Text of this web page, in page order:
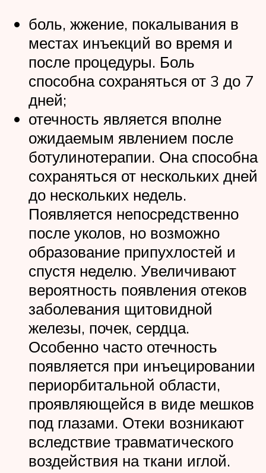
боль, жжение, покалывания в
местах инъекций во время и
после процедуры. Боль
способна сохраняться от 3 до 7
дней;
отечность является вполне
ожидаемым явлением после
ботулинотерапии. Она способна
сохраняться от нескольких дней
до нескольких недель.
Появляется непосредственно
после уколов, но возможно
образование припухлостей и
спустя неделю. Увеличивают
вероятность появления отеков
заболевания щитовидной
железы, почек, сердца.
Особенно часто отечность
появляется при инъецировании
периорбитальной области,
проявляющейся в виде мешков
под глазами. Отеки возникают
вследствие травматического
воздействия на ткани иглой.